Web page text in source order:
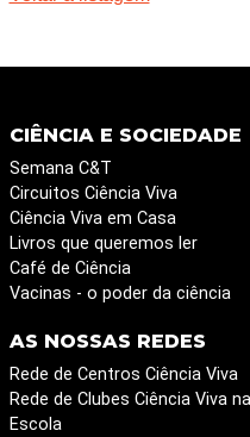
CIÊNCIA E SOCIEDADE
Semana C&T
Circuitos Ciência Viva
Ciência Viva em Casa
Livros que queremos ler
Café de Ciência
Vacinas - o poder da ciência
AS NOSSAS REDES
Rede de Centros Ciência Viva
Rede de Clubes Ciência Viva na
Escola